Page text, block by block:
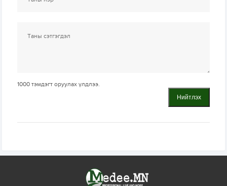
1000 тэмдэгт оруулах үлдлээ.
Нийтлэх